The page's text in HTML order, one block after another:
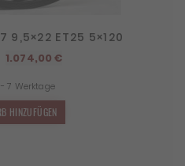
9,5×22 ET25 5×120
Ursprünglicher
war:
1.790,00 €
1.074,00€Aktueller
7 Werktage
HINZUFÜGEN